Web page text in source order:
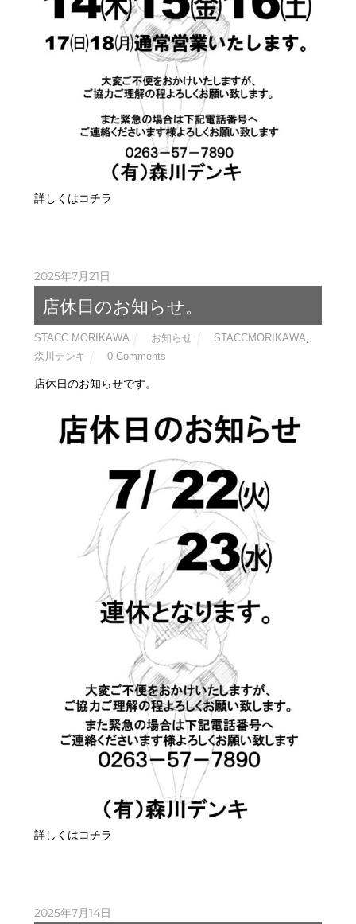
詳しくはコチラ
2025年7月21日
店休日のお知らせ。
STACC MORIKAWA お知らせ STACCMORIKAWA
森川デンキ
0 Comments
店休日のお知らせです。
詳しくはコチラ
2025年7月14日